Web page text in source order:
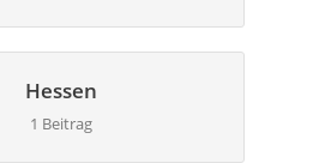
Hessen
1 Beitrag